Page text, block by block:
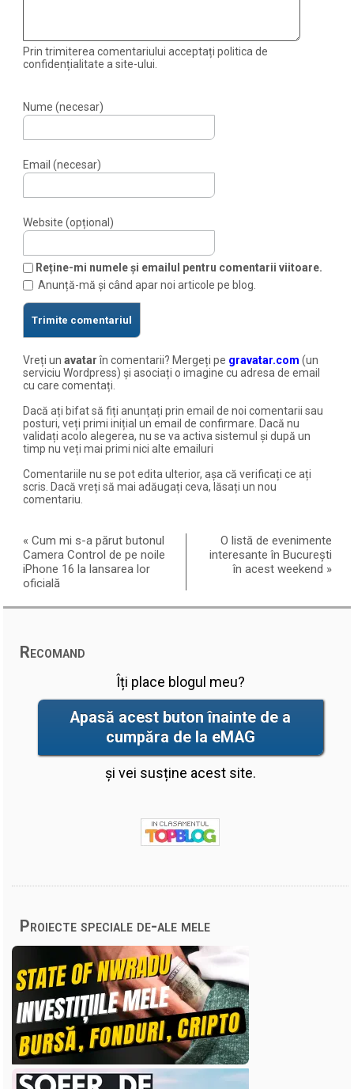
Prin trimiterea comentariului acceptați politica de
confidențialitate a site-ului.
Nume (necesar)
Email (necesar)
Website (opțional)
Reține-mi numele și emailul pentru comentarii viitoare.
Anunță-mă și când apar noi articole pe blog.
Vreți unavatarîn comentarii? Mergeți pe gravatar.com (un
serviciu Wordpress) și asociați o imagine cu adresa de email
cu care comentați.
Dacă ați bifat să fiți anunțați prin email de noi comentarii sau
posturi, veți primi inițial un email de confirmare. Dacă nu
validați acolo alegerea, nu se va activa sistemul și după un
timp nu veți mai primi nici alte emailuri
Comentariile nu se pot edita ulterior, așa că verificați ce ați
scris. Dacă vreți să mai adăugați ceva, lăsați un nou
comentariu.
«Cum mi s-a părut butonul
Camera Control de pe noile
iPhone 16 la lansarea lor
oficială
O listă de evenimente
interesante în București
în acest weekend »
Recomand
Îți place blogul meu?
Apasă acest buton înainte de a
cumpăra de la eMAG
și vei susține acest site.
Proiecte speciale de-ale mele